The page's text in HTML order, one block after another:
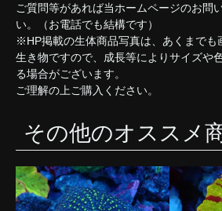
ご質問等があれば当ホームページのお問
い。（お電話でも結構です）
※HP掲載の生体商品写真は、あくまでも
生き物ですので、成長等によりサイズや
る場合がございます。
ご理解の上ご購入ください。
その他のオススメ